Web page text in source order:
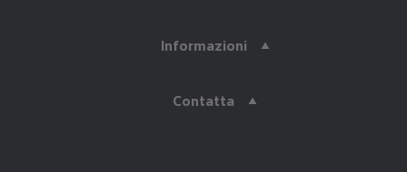
Informazioni
Contatta